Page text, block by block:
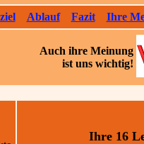
Ablauf Fazit Ihre
Auch ihre Meinung
ist uns wichtig!
Ihre 16